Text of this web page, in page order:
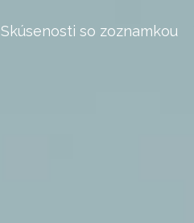
Skúsenosti so zoznamkou